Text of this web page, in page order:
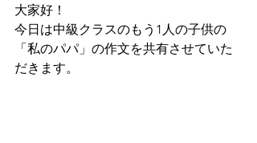
大家好！
今日は中級クラスのもう1人の子供の
「私のパパ」の作文を共有させていた
だきます。